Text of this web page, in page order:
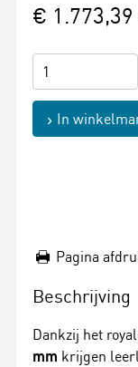
€ 1.773,39
In
Pagina
Beschrijving
Dankzij het
mm krijgen